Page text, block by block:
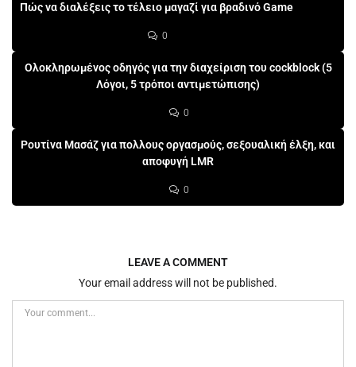
Πώς να διαλέξεις το τέλειο μαγαζί για βραδινό Game
0
Ολοκληρωμένος οδηγός για την διαχείριση του cockblock (5
Λόγοι, 5 τρόποι αντιμετώπισης)
0
Ρουτίνα Μασάζ για πολλους οργασμούς, σεξουαλική έλξη, και
αποφυγή LMR
0
LEAVE A COMMENT
Your email address will not be published.